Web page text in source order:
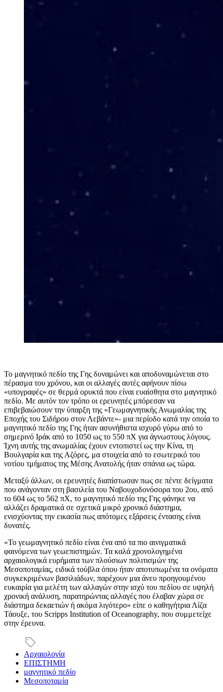
Το μαγνητικό πεδίο της Γης δυναμώνει και αποδυναμώνεται στο
πέρασμα του χρόνου, και οι αλλαγές αυτές αφήνουν πίσω
«υπογραφές» σε θερμά ορυκτά που είναι ευαίσθητα στο μαγνητικό
πεδίο. Με αυτόν τον τρόπο οι ερευνητές μπόρεσαν να
επιβεβαιώσουν την ύπαρξη της «Γεωμαγνητικής Ανωμαλίας της
Εποχής του Σιδήρου στον Λεβάντε»- μια περίοδο κατά την οποία το
μαγνητικό πεδίο της Γης ήταν ασυνήθιστα ισχυρό γύρω από το
σημερινό Ιράκ από το 1050 ως το 550 πΧ για άγνωστους λόγους.
Ίχνη αυτής της ανωμαλίας έχουν εντοπιστεί ως την Κίνα, τη
Βουλγαρία και της Αζόρες, μα στοιχεία από το εσωτερικό του
νοτίου τμήματος της Μέσης Ανατολής ήταν σπάνια ως τώρα.
Μεταξύ άλλων, οι ερευνητές διαπίστωσαν πως σε πέντε δείγματα
που ανάγονταν στη βασιλεία του Ναβουχοδονόσορα του 2ου, από
το 604 ως το 562 πΧ, το μαγνητικό πεδίο της Γης φάνηκε να
αλλάζει δραματικά σε σχετικά μικρό χρονικό διάστημα,
ενισχύοντας την εικασία πως απότομες εξάρσεις έντασης είναι
δυνατές.
«Το γεωμαγνητικό πεδίο είναι ένα από τα πιο αινιγματικά
φαινόμενα των γεωεπιστημών. Τα καλά χρονολογημένα
αρχαιολογικά ευρήματα των πλούσιων πολιτισμών της
Μεσοποταμίας, ειδικά τούβλα όπου ήταν αποτυπωμένα τα ονόματα
συγκεκριμένων βασιλιάδων, παρέχουν μια άνευ προηγουμένου
ευκαιρία για μελέτη των αλλαγών στην ισχύ του πεδίου σε υψηλή
χρονική ανάλυση, παρατηρώντας αλλαγές που έλαβαν χώρα σε
διάστημα δεκαετιών ή ακόμα λιγότερο» είπε ο καθηγήτρια Λίζα
Τάουξε, του Scripps Institution of Oceanography, που συμμετείχε
στην έρευνα.
Αρχαιολογία
ΕΠΙΣΤΗΜΗ
μαγνητικό πεδίο
Μεσοποταμία